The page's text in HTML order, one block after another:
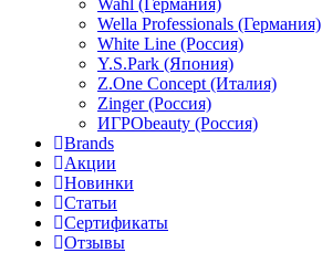
Wahl (Германия)
Wella Professionals (Германия)
White Line (Россия)
Y.S.Park (Япония)
Z.One Concept (Италия)
Zinger (Россия)
ИГРОbeauty (Россия)
Brands
Акции
Новинки
Статьи
Сертификаты
Отзывы